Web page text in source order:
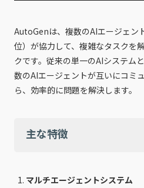
AutoGenは、複数のAIエージェン
位）が協力して、複雑なタスクを
クです。従来の単一のAIシステム
数のAIエージェントが互いにコミ
ら、効率的に問題を解決します。
主な特徴
マルチエージェントシステム